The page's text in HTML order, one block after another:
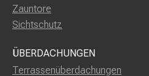
Zauntore
Sichtschutz
ÜBERDACHUNGEN
Terrassenüberdachungen